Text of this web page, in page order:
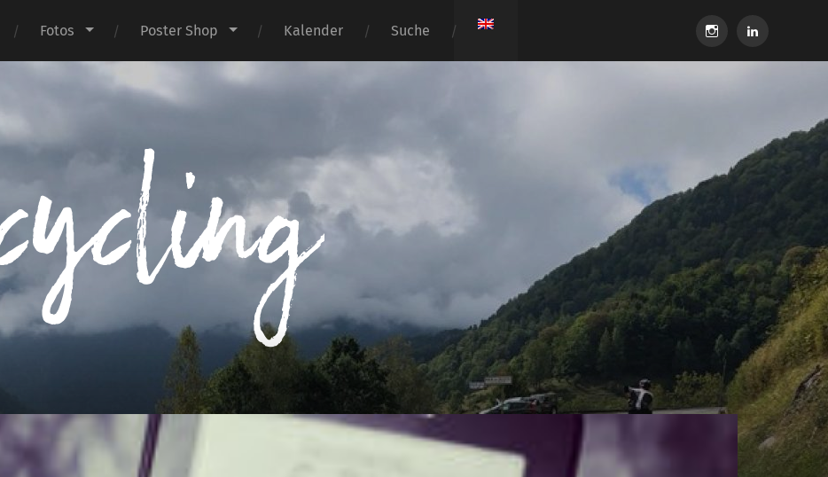
Fotos Poster Shop Kalender Suche instagramlinkedin
I
am